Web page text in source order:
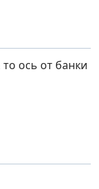
ось от банки